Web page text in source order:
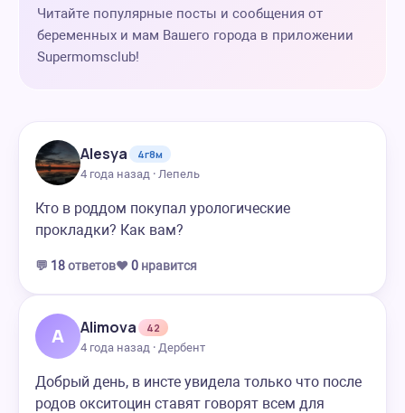
Читайте популярные посты и сообщения от
беременных и мам Вашего города в приложении
Supermomsclub!
Alesya
4г8м
4 года назад · Лепель
Кто в роддом покупал урологические
прокладки? Как вам?
💬 18ответов❤️ 0 нравится
A Alimova
42
4 года назад · Дербент
Добрый день, в инсте увидела только что после
родов окситоцин ставят говорят всем для